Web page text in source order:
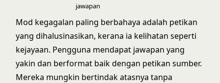
jawapan
Mod kegagalan paling berbahaya adalah petikan
yang dihalusinasikan, kerana ia kelihatan seperti
kejayaan. Pengguna mendapat jawapan yang
yakin dan berformat baik dengan petikan sumber.
Mereka mungkin bertindak atasnya tanpa